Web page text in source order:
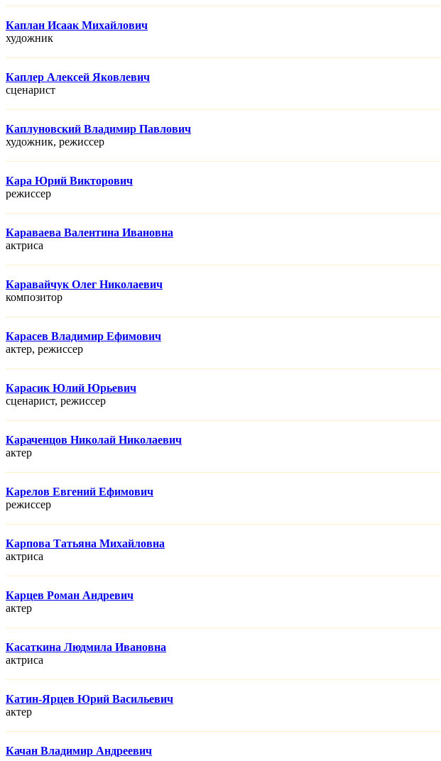
Каплан Исаак Михайлович
художник
Каплер Алексей Яковлевич
сценарист
Каплуновский Владимир Павлович
художник, режисcер
Кара Юрий Викторович
режисcер
Караваева Валентина Ивановна
актриса
Каравайчук Олег Николаевич
композитор
Карасев Владимир Ефимович
актер, режисcер
Карасик Юлий Юрьевич
сценарист, режисcер
Караченцов Николай Николаевич
актер
Карелов Евгений Ефимович
режисcер
Карпова Татьяна Михайловна
актриса
Карцев Роман Андревич
актер
Касаткина Людмила Ивановна
актриса
Катин-Ярцев Юрий Васильевич
актер
Качан Владимир Андреевич